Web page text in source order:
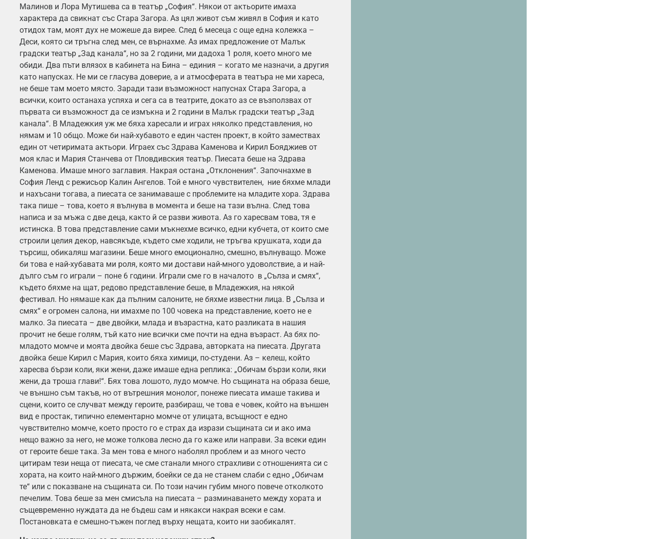
Малинов и Лора Мутишева са в театър „София“. Някои от актьорите имаха
характера да свикнат със Стара Загора. Аз цял живот съм живял в София и като
отидох там, моят дух не можеше да вирее. След 6 месеца с още една колежка –
Деси, която си тръгна след мен, се върнахме. Аз имах предложение от Малък
градски театър „Зад канала“, но за 2 години, ми дадоха 1 роля, което много ме
обиди. Два пъти влязох в кабинета на Бина – единия – когато ме назначи, а другия
като напусках. Не ми се гласува доверие, а и атмосферата в театъра не ми хареса,
не беше там моето място. Заради тази възможност напуснах Стара Загора, а
всички, които останаха успяха и сега са в театрите, докато аз се възползвах от
първата си възможност да се измъкна и 2 години в Малък градски театър „Зад
канала“. В Младежкия уж ме бяха харесали и играх няколко представления, но
нямам и 10 общо. Може би най-хубавото е един частен проект, в който замествах
един от четиримата актьори. Играех със Здрава Каменова и Кирил Бояджиев от
моя клас и Мария Станчева от Пловдивския театър. Пиесата беше на Здрава
Каменова. Имаше много заглавия. Накрая остана „Отклонения“. Започнахме в
София Ленд с режисьор Калин Ангелов. Той е много чувствителен, ние бяхме млади
и нахъсани тогава, а пиесата се занимаваше с проблемите на младите хора. Здрава
така пише – това, което я вълнува в момента и беше на тази вълна. След това
написа и за мъжа с две деца, както й се разви живота. Аз го харесвам това, тя е
истинска. В това представление сами мъкнехме всичко, едни кубчета, от които сме
строили целия декор, навсякъде, където сме ходили, не тръгва крушката, ходи да
търсиш, обикаляш магазини. Беше много емоционално, смешно, вълнуващо. Може
би това е най-хубавата ми роля, която ми достави най-много удоволствие, а и най-
дълго съм го играли – поне 6 години. Играли сме го в началото в „Сълза и смях“,
където бяхме на щат, редово представление беше, в Младежкия, на някой
фестивал. Но нямаше как да пълним салоните, не бяхме известни лица. В „Сълза и
смях“ е огромен салона, ни имахме по 100 човека на представление, което не е
малко. За пиесата – две двойки, млада и възрастна, като разликата в нашия
прочит не беше голям, тъй като ние всички сме почти на една възраст. Аз бях по-
младото момче и моята двойка беше със Здрава, авторката на пиесата. Другата
двойка беше Кирил с Мария, които бяха химици, по-студени. Аз – келеш, който
харесва бързи коли, яки жени, даже имаше една реплика: „Обичам бързи коли, яки
жени, да троша глави!“. Бях това лошото, лудо момче. Но същината на образа беше,
че външно съм такъв, но от вътрешния монолог, понеже пиесата имаше такива и
сцени, които се случват между героите, разбираш, че това е човек, който на външен
вид е простак, типично елементарно момче от улицата, всъщност е едно
чувствително момче, което просто го е страх да изрази същината си и ако има
нещо важно за него, не може толкова лесно да го каже или направи. За всеки един
от героите беше така. За мен това е много наболял проблем и аз много често
цитирам тези неща от пиесата, че сме станали много страхливи с отношенията си с
хората, на които най-много държим, боейки се да не станем слаби с едно „Обичам
те“ или с показване на същината си. По този начин губим много повече отколкото
печелим. Това беше за мен смисъла на пиесата – разминаването между хората и
същевременно нуждата да не бъдеш сам и някакси накрая всеки е сам.
Постановката е смешно-тъжен поглед върху нещата, които ни заобикалят.